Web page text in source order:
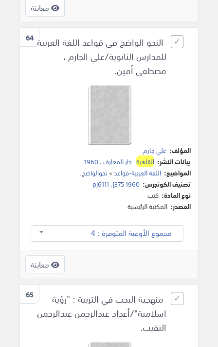
معاينة
64 النحو الواضح في قواعد اللغة العربية
للمدارس الثانوية/علي الجارم ،
مصطفى أمين.
المؤلف: علي جارم.
بيانات النشر: القاهرة:دار المعارف،1960
.
المواضيع: اللغة العربية-قواعد>نحوالواضح.
تصنيف الكونجرس: pj6111 .j375 1960
نوع المادة: كتب
المصدر: المكتبة الرئيسية
مجموع الأوعية المتوفرة : 4
معاينة
65
منهجية البحث في التربية : "رؤية
اسلامية"/أعداد عبدالرحمن عبدالرحمن
النقيب.